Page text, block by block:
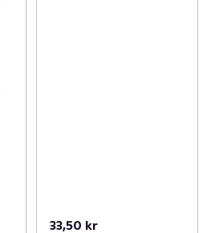
33,50 kr